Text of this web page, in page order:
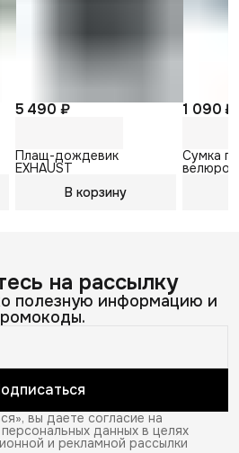
5 490 ₽
Плащ-дождевик
EXHAUST
В корзину
1 090 ₽
Сумка
на рассылку
полезную информацию и
вы даете согласие на
данных в целях
и рекламной рассылки